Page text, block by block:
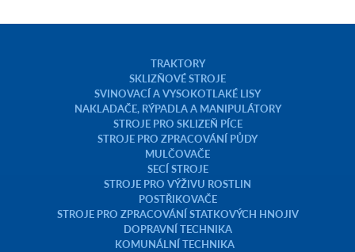
TRAKTORY
SKLIZŇOVÉ STROJE
SVINOVACÍ A VYSOKOTLAKÉ LISY
NAKLADAČE, RÝPADLA A MANIPULÁTORY
STROJE PRO SKLIZEŇ PÍCE
STROJE PRO ZPRACOVÁNÍ PŮDY
MULČOVAČE
SECÍ STROJE
STROJE PRO VÝŽIVU ROSTLIN
POSTŘIKOVAČE
STROJE PRO ZPRACOVÁNÍ STATKOVÝCH HNOJIV
DOPRAVNÍ TECHNIKA
KOMUNÁLNÍ TECHNIKA